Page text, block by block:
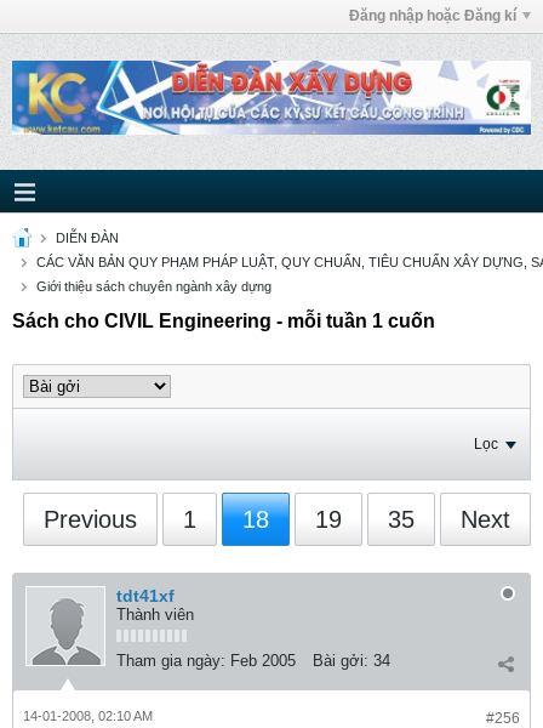
Đăng nhập hoặc Đăng kí
DIỄN ĐÀN
CÁC VĂN BẢN QUY PHẠM PHÁP LUẬT, QUY CHUẨN, TIÊU CHUẨN XÂY DỰNG,
Giới thiệu sách chuyên ngành xây dựng
Sách cho CIVIL Engineering - mỗi tuần 1 cuốn
Lọc
Previous 1 18 19 35 Next
tdt41xf
Thành viên
Tham gia ngày: Feb 2005 Bài gởi: 34
#256
14-01-2008, 02:10 AM